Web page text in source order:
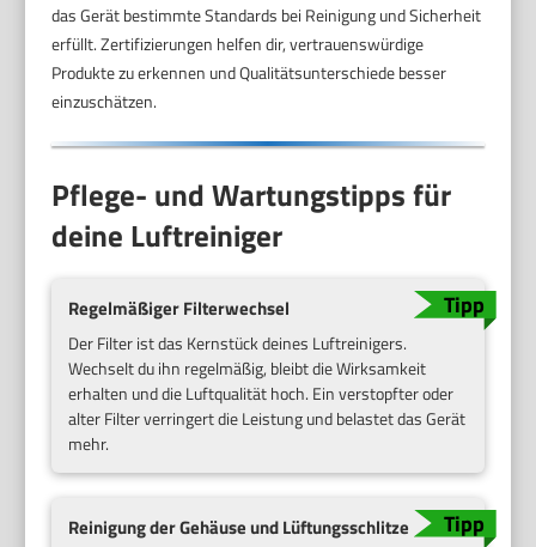
das Gerät bestimmte Standards bei Reinigung und Sicherheit
erfüllt. Zertifizierungen helfen dir, vertrauenswürdige
Produkte zu erkennen und Qualitätsunterschiede besser
einzuschätzen.
Pflege- und Wartungstipps für
deine Luftreiniger
Regelmäßiger Filterwechsel
Der Filter ist das Kernstück deines Luftreinigers.
Wechselt du ihn regelmäßig, bleibt die Wirksamkeit
erhalten und die Luftqualität hoch. Ein verstopfter oder
alter Filter verringert die Leistung und belastet das Gerät
mehr.
Reinigung der Gehäuse und Lüftungsschlitze